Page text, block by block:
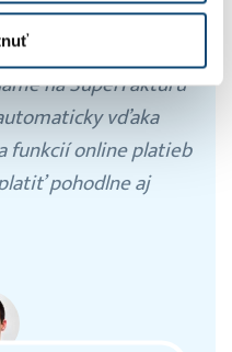
sto nabíjacích staníc
sa pri
na SuperFaktúru
vďaka
funkcií online platieb
pohodlne aj